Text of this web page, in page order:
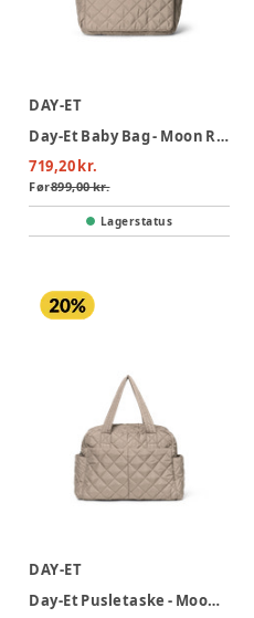
DAY-ET
Day-Et Baby Bag - Moon Rock
719,20 kr.
Før899,00 kr.
Lagerstatus
DAY-ET
Day-Et Pusletaske - Moon Rock